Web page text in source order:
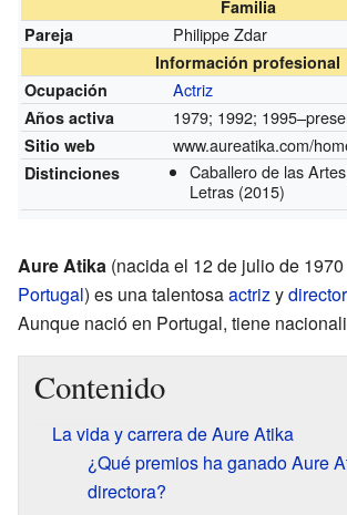
Familia
Pareja
Philippe Zdar
Información profesional
Ocupación
Actriz
Años activa 1979; 1992;
Sitio web www.aureatika.com/
Distinciones
Caballero de las
Letras (2015)
Aure Atika (nacida el 12 de julio de
Portugal) es una talentosaactrizy
Aunque nació en Portugal, tiene
Contenido
La vida y carrera de Aure Atika
¿Qué premios ha ganado Aure
directora?